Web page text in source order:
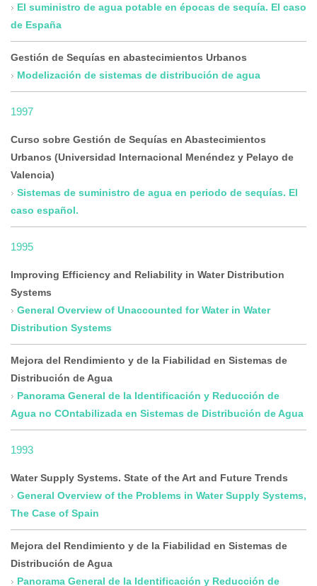
El suministro de agua potable en épocas de sequía. El caso
de España
Gestión de Sequías en abastecimientos Urbanos
Modelización de sistemas de distribución de agua
1997
Curso sobre Gestión de Sequías en Abastecimientos
Urbanos (Universidad Internacional Menéndez y Pelayo de
Valencia)
Sistemas de suministro de agua en periodo de sequías. El
caso español.
1995
Improving Efficiency and Reliability in Water Distribution
Systems
General Overview of Unaccounted for Water in Water
Distribution Systems
Mejora del Rendimiento y de la Fiabilidad en Sistemas de
Distribución de Agua
Panorama General de la Identificación y Reducción de
Agua no COntabilizada en Sistemas de Distribución de Agua
1993
Water Supply Systems. State of the Art and Future Trends
General Overview of the Problems in Water Supply Systems,
The Case of Spain
Mejora del Rendimiento y de la Fiabilidad en Sistemas de
Distribución de Agua
Panorama General de la Identificación y Reducción de